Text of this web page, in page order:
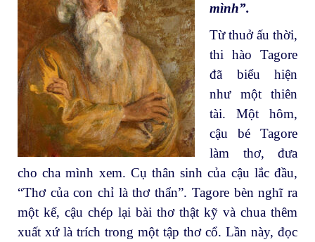
mình”.
Từ thuở ấu thời,
thi hào Tagore
đã biểu hiện
như một thiên
tài. Một hôm,
cậu bé Tagore
làm thơ, đưa
cho cha mình xem. Cụ thân sinh của cậu lắc đầu,
“Thơ của con chỉ là thơ thẩn”. Tagore bèn nghĩ ra
một kế, cậu chép lại bài thơ thật kỹ và chua thêm
xuất xứ là trích trong một tập thơ cổ. Lần này, đọc